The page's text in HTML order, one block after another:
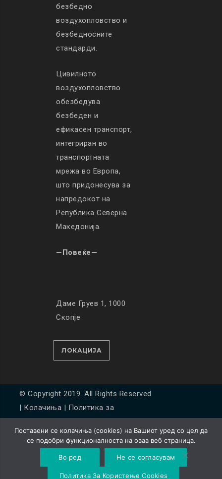
безбедно
воздухопловство и
безбедносните
стандарди.
Цивилното
воздухопловство
обезбедува
безбеден и
ефикасен транспорт,
интегриран во
транспортната
мрежа во Европа,
што придонесува за
напредокот на
Република Северна
Македонија.
—Повеќе—
Даме Груев 1, 1000
Скопје
ЛОКАЦИЈА
© Copyright 2019. All Rights Reserved
| Колачиња | Политика за
Developed byUnet
Поставени се колачиња (cookies) на Вашиот уред со цел да
се подобри функционалноста на оваа веб страница.
Во ред Не се согласувам
Политика За Користење Cookies